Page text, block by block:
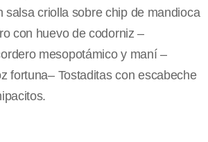
salsa criolla sobre chip de mandioca
con huevo de codorniz –
mesopotámico y maní –
fortuna– Tostaditas con escabeche